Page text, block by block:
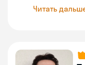
Читать